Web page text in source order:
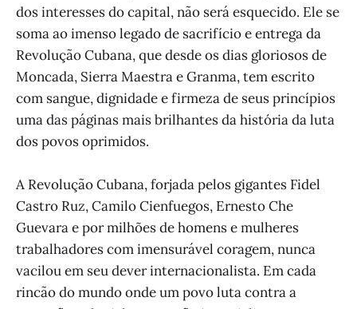
dos interesses do capital, não será esquecido. Ele se
soma ao imenso legado de sacrifício e entrega da
Revolução Cubana, que desde os dias gloriosos de
Moncada, Sierra Maestra e Granma, tem escrito
com sangue, dignidade e firmeza de seus princípios
uma das páginas mais brilhantes da história da luta
dos povos oprimidos.
A Revolução Cubana, forjada pelos gigantes Fidel
Castro Ruz, Camilo Cienfuegos, Ernesto Che
Guevara e por milhões de homens e mulheres
trabalhadores com imensurável coragem, nunca
vacilou em seu dever internacionalista. Em cada
rincão do mundo onde um povo luta contra a